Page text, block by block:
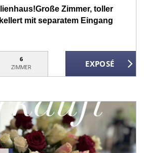
Zimmer, toller
mit separatem Eingang
6
ZIMMER